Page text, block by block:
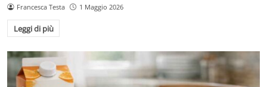
Francesca Testa 1 Maggio 2026
Leggi di più